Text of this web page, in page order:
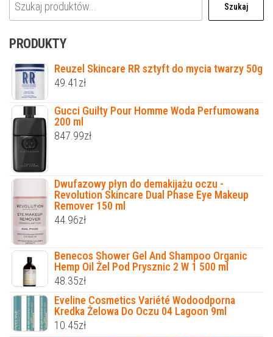
Szukaj
PRODUKTY
Reuzel Skincare RR sztyft do mycia twarzy 50g
49.41 zł
Gucci Guilty Pour Homme Woda Perfumowana
200 ml
847.99zł
Dwufazowy płyn do demakijażu oczu -
Revolution Skincare Dual Phase Eye Makeup
Remover 150 ml
44.96zł
Benecos Shower Gel And Shampoo Organic
Hemp Oil Żel Pod Prysznic 2 W 1 500 ml
48.35zł
Eveline Cosmetics Variété Wodoodporna
Kredka Żelowa Do Oczu 04 Lagoon 9ml
10.45zł